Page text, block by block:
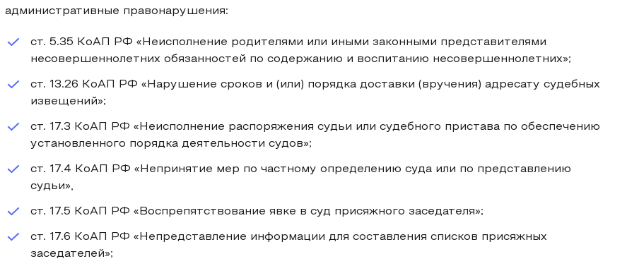
административные правонарушения:
ст. 5.35 КоАП РФ «Неисполнение родителями или иными законными представителями
несовершеннолетних обязанностей по содержанию и воспитанию несовершеннолетних»;
ст. 13.26 КоАП РФ «Нарушение сроков и (или) порядка доставки (вручения) адресату судебных
извещений»;
ст. 17.3 КоАП РФ «Неисполнение распоряжения судьи или судебного пристава по обеспечению
установленного порядка деятельности судов»;
ст. 17.4 КоАП РФ «Непринятие мер по частному определению суда или по представлению
судьи»,
ст. 17.5 КоАП РФ «Воспрепятствование явке в суд присяжного заседателя»;
ст. 17.6 КоАП РФ «Непредставление информации для составления списков присяжных
заседателей»;